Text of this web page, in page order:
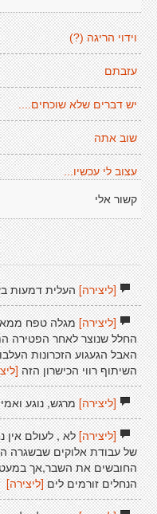
וידוי הריגה (?)
עזבתם
יש דברים שלא שוכחים....
שוב אתה
עצוב לי עכשיו...
קשור אלי
[ליצירה]העלית דמעות
[ליצירה]מגלה טפח
החלל שנוצר לאחר הפטירה
האבל הגעגוע הזכרונות
השיתוף רווי הכישרון הזה
[ליצירה]מרגש, נוגע
[ליצירה]לא , לעולם אין
של עבודת אלוקים שבשגרה
החובשים את השבר,אך במעט
הנחלים זורמים לים [ליצירה]